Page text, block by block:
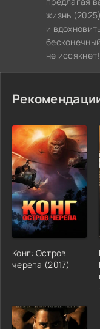
жизнь
и
не иссякнет!
Конг: Остров
черепа (2017)